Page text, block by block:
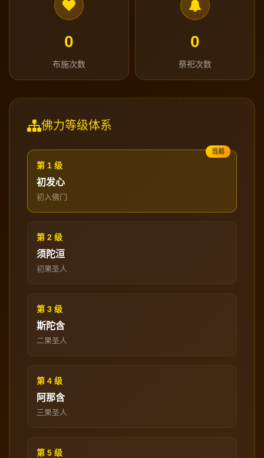
0
布施次数
0
祭祀次数
佛力等级体系
第 1 级
初发心
初入佛门
第 2 级
须陀洹
初果圣人
第 3 级
斯陀含
二果圣人
第 4 级
阿那含
三果圣人
第 5 级